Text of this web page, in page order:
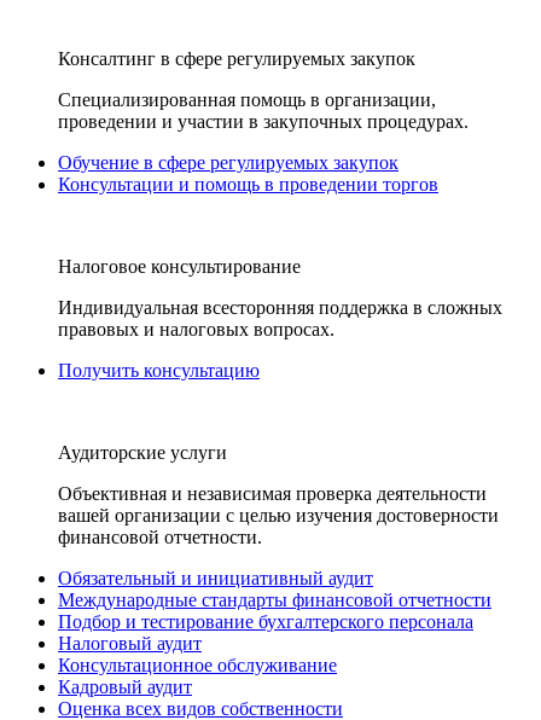
Консалтинг в сфере регулируемых закупок
Специализированная помощь в организации,
проведении и участии в закупочных процедурах.
Обучение в сфере регулируемых закупок
Консультации и помощь в проведении торгов
Налоговое консультирование
Индивидуальная всесторонняя поддержка в сложных
правовых и налоговых вопросах.
Получить консультацию
Аудиторские услуги
Объективная и независимая проверка деятельности
вашей организации с целью изучения достоверности
финансовой отчетности.
Обязательный и инициативный аудит
Международные стандарты финансовой отчетности
Подбор и тестирование бухгалтерского персонала
Налоговый аудит
Консультационное обслуживание
Кадровый аудит
Оценка всех видов собственности